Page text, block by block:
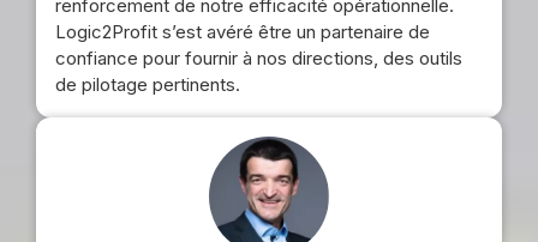
renforcement de notre efficacité opérationnelle.
Logic2Profit s’est avéré être un partenaire de
confiance pour fournir à nos directions, des outils
de pilotage pertinents.